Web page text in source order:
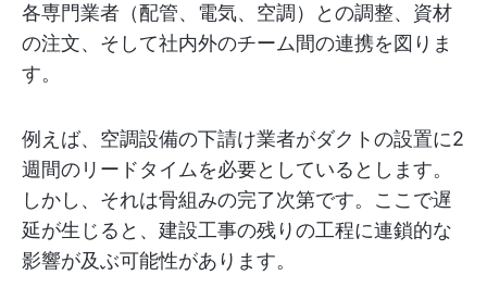
各専門業者（配管、電気、空調）との調整、資材
の注文、そして社内外のチーム間の連携を図りま
す。
例えば、空調設備の下請け業者がダクトの設置に2
週間のリードタイムを必要としているとします。
しかし、それは骨組みの完了次第です。ここで遅
延が生じると、建設工事の残りの工程に連鎖的な
影響が及ぶ可能性があります。